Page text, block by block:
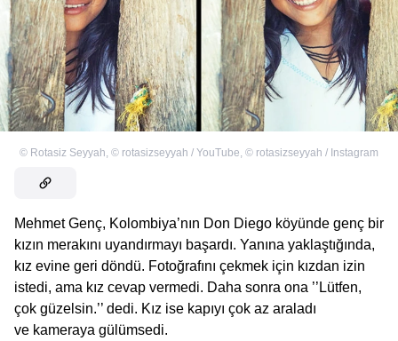
© Rotasiz Seyyah © rotasizseyyah / YouTube © rotasizseyyah / Instagram
Mehmet Genç, Kolombiya’nın Don Diego köyünde genç bir
kızın merakını uyandırmayı başardı. Yanına yaklaştığında,
kız evine geri döndü. Fotoğrafını çekmek için kızdan izin
istedi, ama kız cevap vermedi. Daha sonra ona ’’Lütfen,
çok güzelsin.’’ dedi. Kız ise kapıyı çok az araladı
ve kameraya gülümsedi.